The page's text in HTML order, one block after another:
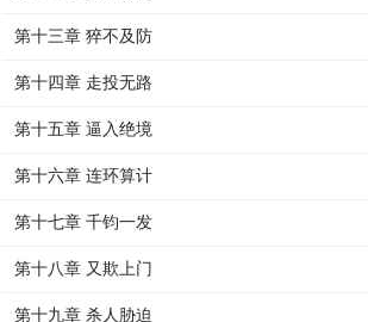
第十三章 猝不及防
第十四章 走投无路
第十五章 逼入绝境
第十六章 连环算计
第十七章 千钧一发
第十八章 又欺上门
第十九章 杀人胁迫